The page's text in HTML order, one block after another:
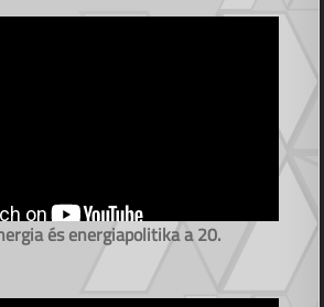
és energiapolitika a 20.